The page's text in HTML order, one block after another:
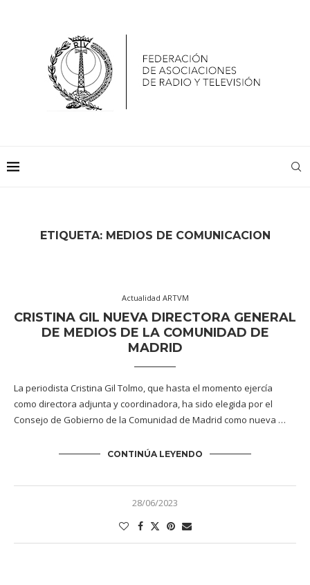
ETIQUETA: MEDIOS DE COMUNICACION
Actualidad ARTVM
CRISTINA GIL NUEVA DIRECTORA GENERAL
DE MEDIOS DE LA COMUNIDAD DE
MADRID
La periodista Cristina Gil Tolmo, que hasta el momento ejercía
como directora adjunta y coordinadora, ha sido elegida por el
Consejo de Gobierno de la Comunidad de Madrid como nueva …
CONTINÚA LEYENDO
28/06/2023